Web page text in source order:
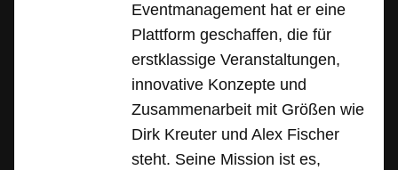
Eventmanagement hat er eine
Plattform geschaffen, die für
erstklassige Veranstaltungen,
innovative Konzepte und
Zusammenarbeit mit Größen wie
Dirk Kreuter und Alex Fischer
steht. Seine Mission ist es,